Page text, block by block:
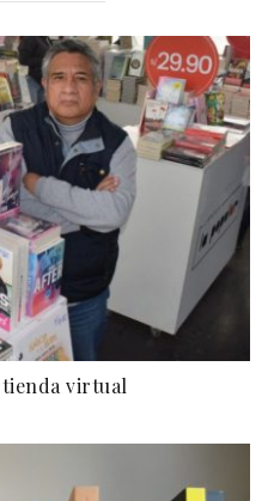
virtual